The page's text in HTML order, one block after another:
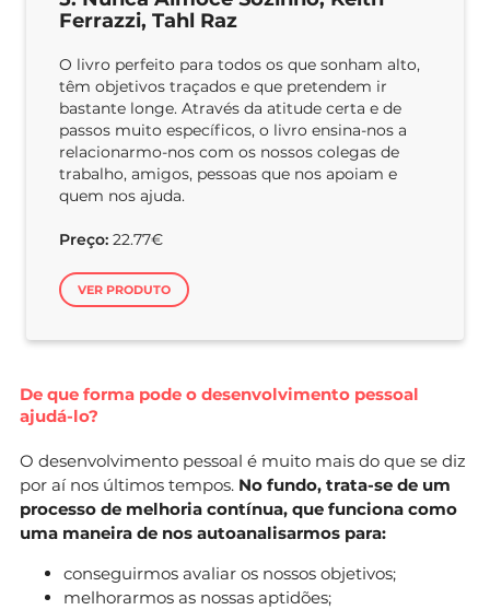
Ferrazzi, Tahl Raz
O livro perfeito para todos os que sonham alto,
têm objetivos traçados e que pretendem ir
bastante longe. Através da atitude certa e de
passos muito específicos, o livro ensina-nos a
relacionarmo-nos com os nossos colegas de
trabalho, amigos, pessoas que nos apoiam e
quem nos ajuda.
Preço: 22.77€
VER PRODUTO
De que forma pode o desenvolvimento pessoal
ajudá-lo?
O desenvolvimento pessoal é muito mais do que se diz
por aí nos últimos tempos. No fundo, trata-se de um
processo de melhoria contínua, que funciona como
uma maneira de nos autoanalisarmos para:
conseguirmos avaliar os nossos objetivos;
melhorarmos as nossas aptidões;